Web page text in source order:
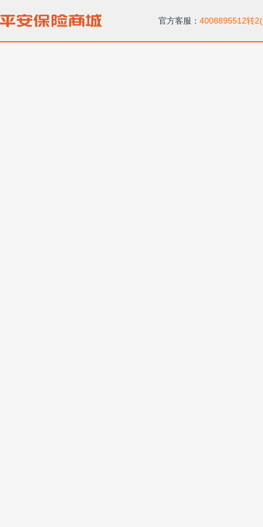
官方客服： 4008895512转